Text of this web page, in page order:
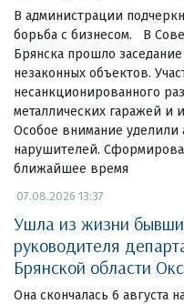
В администрации
борьба с бизнесом. В
Брянска прошло
незаконных объектов.
несанкционированного
металлических гаражей и
Особое внимание уделили
нарушителей.
ближайшее время
07.08.2026 13:37
Ушла из жизни
руководителя
Брянской области
Она скончалась 6